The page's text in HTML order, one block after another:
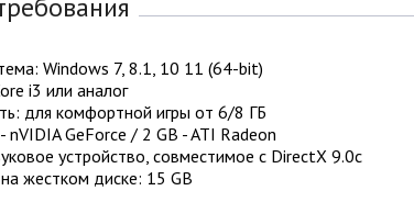
Windows 7, 8.1, 10 11 (64-bit)
i3 или аналог
для комфортной игры от 6/8 ГБ
nVIDIA GeForce / 2 GB - ATI Radeon
устройство, совместимое с DirectX 9.0с
жестком диске: 15 GB